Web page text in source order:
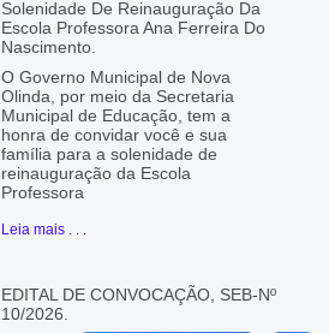
Solenidade De Reinauguração Da
Escola Professora Ana Ferreira Do
Nascimento.
O Governo Municipal de Nova
Olinda, por meio da Secretaria
Municipal de Educação, tem a
honra de convidar você e sua
família para a solenidade de
reinauguração da Escola
Professora
Leia mais . . .
EDITAL DE CONVOCAÇÃO, SEB-Nº
10/2026.